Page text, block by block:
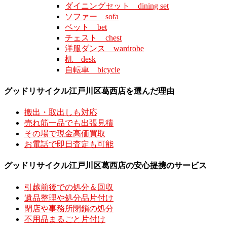
ダイニングセット dining set
ソファー sofa
ベット bet
チェスト chest
洋服ダンス wardrobe
机 desk
自転車 bicycle
グッドリサイクル江戸川区葛西店を選んだ理由
搬出・取出しも対応
売れ筋一品でも出張見積
その場で現金高価買取
お電話で即日査定も可能
グッドリサイクル江戸川区葛西店の安心提携のサービス
引越前後での処分＆回収
遺品整理や処分品片付け
閉店や事務所閉鎖の処分
不用品まるごと片付け